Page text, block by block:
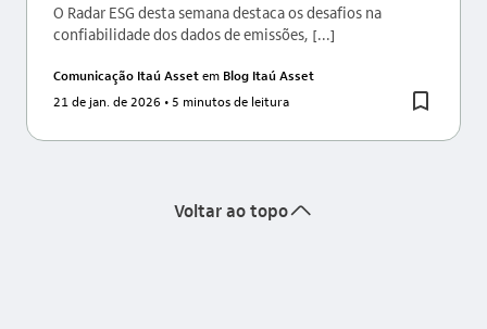
O Radar ESG desta semana destaca os desafios na
confiabilidade dos dados de emissões, [...]
Comunicação Itaú Assetem Blog Itaú Asset
21 de jan. de 2026 • 5 minutos de leitura
Voltar ao toposeta_cima